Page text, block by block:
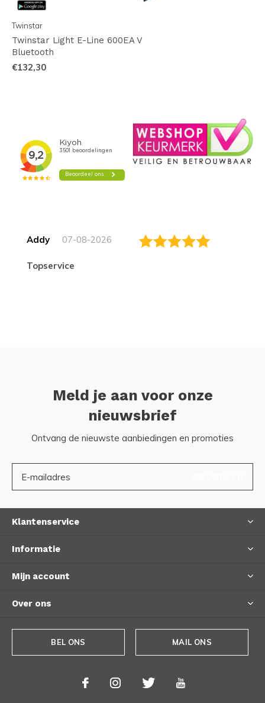
Twinstar
Twinstar Light E-Line 600EA V
Bluetooth
€132,30
Addy 07-08-2026
topservice
Meld je aan voor onze
nieuwsbrief
Ontvang de nieuwste aanbiedingen en promoties
Klantenservice
Informatie
Mijn account
Over ons
BEL ONS MAIL ONS